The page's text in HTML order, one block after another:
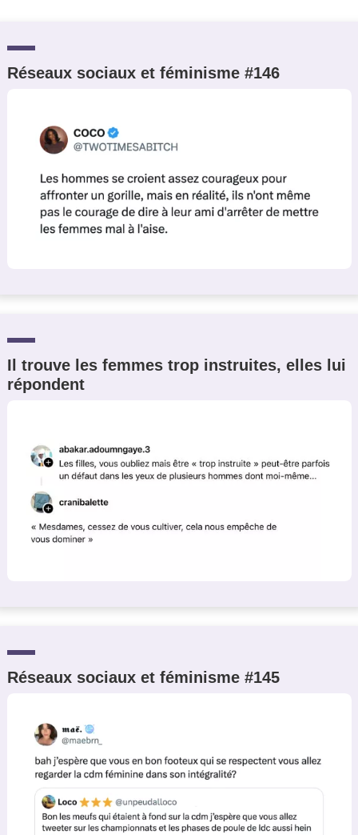
Réseaux sociaux et féminisme #146
Il trouve les femmes trop instruites, elles lui
répondent
Réseaux sociaux et féminisme #145